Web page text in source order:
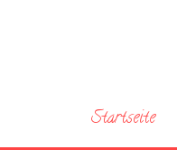
Startseite